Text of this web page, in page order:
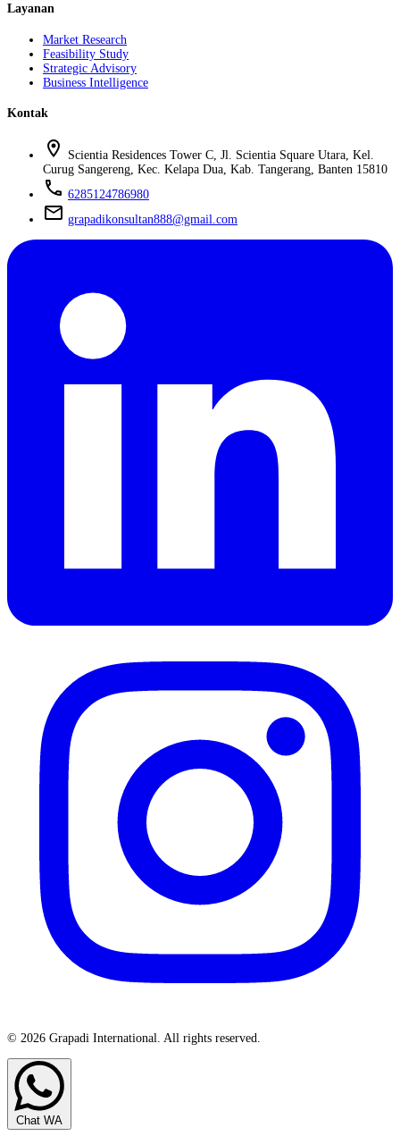
Layanan
Market Research
Feasibility Study
Strategic Advisory
Business Intelligence
Kontak
location_on
Scientia Residences Tower C, Jl. Scientia Square Utara, Kel.
Curug Sangereng, Kec. Kelapa Dua, Kab. Tangerang, Banten 15810
phone 6285124786980
mail grapadikonsultan888@gmail.com
© 2026 Grapadi International. All rights reserved.
Chat WA